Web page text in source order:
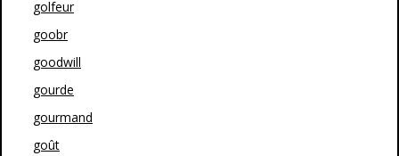
golfeur
goobr
goodwill
gourde
gourmand
goût